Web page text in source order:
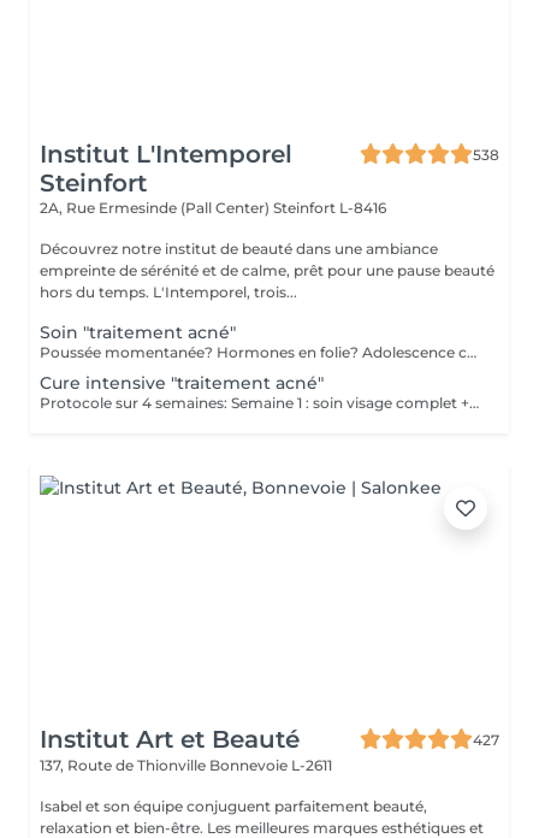
Institut L'Intemporel
Steinfort
538
2A, Rue Ermesinde (Pall Center) Steinfort L-8416
Découvrez notre institut de beauté dans une ambiance
empreinte de sérénité et de calme, prêt pour une pause beauté
hors du temps. L'Intemporel, trois...
Soin "traitement acné"
Poussée momentanée? Hormones en folie? Adolescence compliquée? Ce soin est pour vous. Le soin visage complet comprend un nettoyage en profondeur de la peau avec vapeur et extraction des comédons, un léger massage suivi de 20' de traitement LED et un masque apaisant ou purifiant. Le soin flash est conseillé en entretien suite à un soin complet, entre 2 soins par exemple ou si acné plus tenace. Il comprend un nettoyage du visage, un léger massage et le traitement LED 20'. Pourquoi la LED? La puissance de la lumière LED bleue agit rapidement et efficacement pour éliminer l'acné, les imperfections et l'inflammation existantes, sans dessécher la peau. Elle régule également la production de sébum pour prévenir de futures éruptions cutanées, laissant votre peau claire, saine et lisse.
Cure intensive "traitement acné"
Protocole sur 4 semaines: Semaine 1 : soin visage complet + un soin flash (espacé de 2 jours minimum) Semaine 2 / 3 et 4 : 2 soins flash (espacé de 2 jours minimum) Descriptif complet voir "Soin traitement acné"
Institut Art et Beauté
427
137, Route de Thionville Bonnevoie L-2611
Isabel et son équipe conjuguent parfaitement beauté,
relaxation et bien-être. Les meilleures marques esthétiques et